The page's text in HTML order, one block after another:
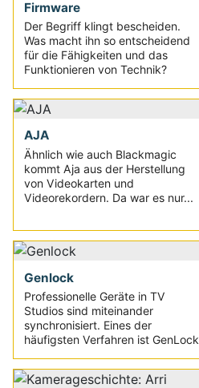
Firmware
Der Begriff klingt bescheiden.
Was macht ihn so entscheidend
für die Fähigkeiten und das
Funktionieren von Technik?
AJA
Ähnlich wie auch Blackmagic
kommt Aja aus der Herstellung
von Videokarten und
Videorekordern. Da war es nur...
Genlock
Professionelle Geräte in TV
Studios sind miteinander
synchronisiert. Eines der
häufigsten Verfahren ist GenLock